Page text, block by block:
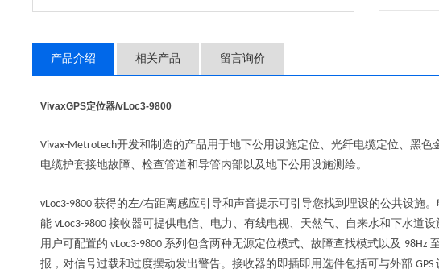
产品介绍 相关产品 留言询价
VivaxGPS定位器/vLoc3-9800
Vivax-Metrotech开发和制造的产品用于地下公用设施定位、光纤电缆定位、黑
电缆护套接地故障、检查管道和导管内部以及地下公用设施测绘。
vLoc3-9800 获得的左/右距离感应引导和声音提示可引导您找到埋设的公共设施
能 vLoc3-9800 接收器可提供电信、电力、有线电视、天然气、自来水和下水道设
用户可配置的 vLoc3-9800 系列包含两种无源定位模式、故障查找模式以及 98Hz 至
报，对信号过载和过度摆动发出警告。接收器的即插即用选件包括可与外部 GPS